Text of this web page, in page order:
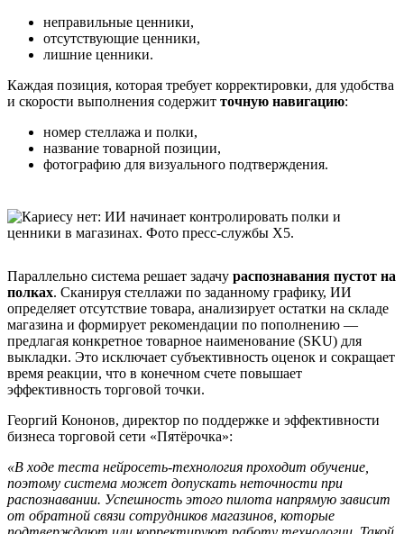
неправильные ценники,
отсутствующие ценники,
лишние ценники.
Каждая позиция, которая требует корректировки, для удобства
и скорости выполнения содержит точную навигацию:
номер стеллажа и полки,
название товарной позиции,
фотографию для визуального подтверждения.
Параллельно система решает задачу распознавания пустот на
полках. Сканируя стеллажи по заданному графику, ИИ
определяет отсутствие товара, анализирует остатки на складе
магазина и формирует рекомендации по пополнению —
предлагая конкретное товарное наименование (SKU) для
выкладки. Это исключает субъективность оценок и сокращает
время реакции, что в конечном счете повышает
эффективность торговой точки.
Георгий Кононов, директор по поддержке и эффективности
бизнеса торговой сети «Пятёрочка»:
«В ходе теста нейросеть-технология проходит обучение,
поэтому система может допускать неточности при
распознавании. Успешность этого пилота напрямую зависит
от обратной связи сотрудников магазинов, которые